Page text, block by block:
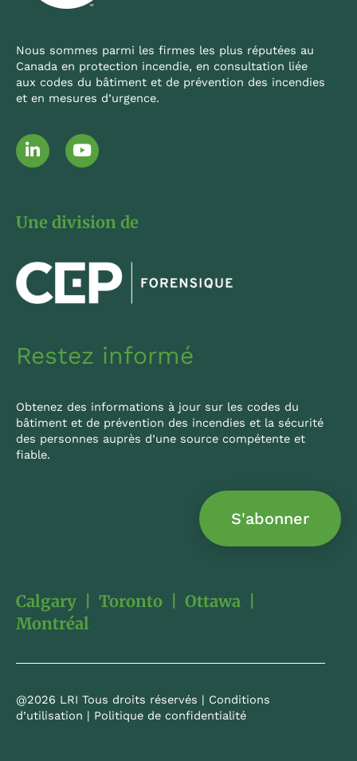
Nous sommes parmi les firmes les plus réputées au
Canada en protection incendie, en consultation liée
aux codes du bâtiment et de prévention des incendies
et en mesures d’urgence.
L
i
d
n
-
i
n
Y
o
b
Une division de
Restez informé
Obtenez des informations à jour sur les codes du
bâtiment et de prévention des incendies et la sécurité
des personnes auprès d’une source compétente et
fiable.
S'abonner
Calgary Toronto Ottawa
Montréal
@2026 LRI Tous droits réservés | Conditions
d’utilisation | Politique de confidentialité